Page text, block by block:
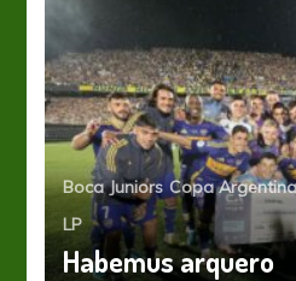
Boca Juniors Copa
LP
Habemus arquero